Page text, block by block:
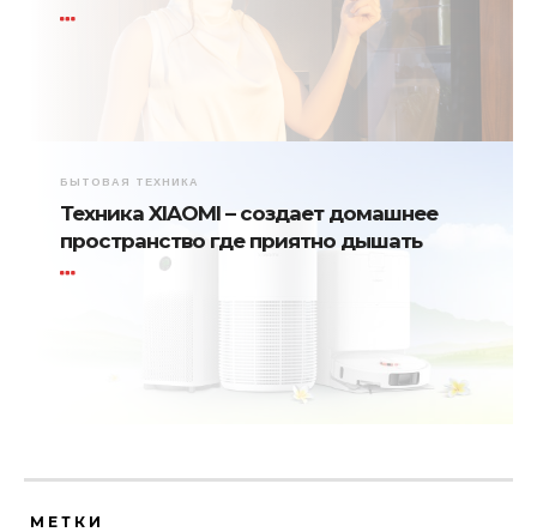
БЫТОВАЯ ТЕХНИКА
Техника XIAOMI – создает домашнее
пространство где приятно дышать
МЕТКИ